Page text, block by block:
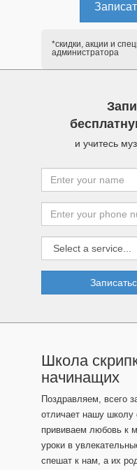
*скидки, акции и
администратора
и учитесь
Школа
начинащих
Поздравляем, всего
отличает нашу
прививаем любовь к
уроки в
спешат к нам, а их